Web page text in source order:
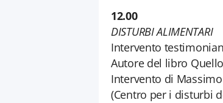
12.00
DISTURBI ALIMENTARI
Intervento
Autore del libro
Intervento di
(Centro per i disturbi